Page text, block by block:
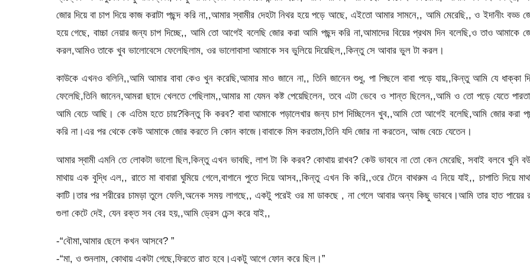
জোর দিয়ে বা চাপ দিয়ে কাজ করাটা পছন্দ করি না,,আমার স্বামীর দেহটা নিথর হয়ে পড়ে আছে, এইতো আমার সামনে,, আমি মেরেছি,, ও ইদানীং বড্ড
হয়ে গেছে, বাচ্চা নেয়ার জন্য চাপ দিচ্ছে,, আমি তো আগেই বলেছি জোর করা আমি পছন্দ করি না,আমাদের বিয়ের প্রথম দিন বলেছি,ও তাও আমাকে
করল,আমিও তাকে খুব ভালোবেসে ফেলেছিলাম, ওর ভালোবাসা আমাকে সব ভুলিয়ে দিয়েছিল,,কিন্তু সে আবার ভুল টা করল।
কাউকে এখনও বলিনি,,আমি আমার বাবা কেও খুন করেছি,আমার মাও জানে না,, তিনি জানেন শুধু, পা পিছলে বাবা পড়ে যায়,,কিন্তু আমি যে ধাক্কা
ফেলেছি,তিনি জানেন,আমরা ছাদে খেলতে গেছিলাম,,আমার মা যেমন কষ্ট পেয়েছিলেন, তবে এটা ভেবে ও শান্ত ছিলেন,,আমি ও তো পড়ে যেতে
আমি বেচে আছি। কে এতিম হতে চায়?কিন্তু কি করব? বাবা আমাকে পড়ালেখার জন্য চাপ দিচ্ছিলেন খুব,,আমি তো আগেই বলেছি,আমি জোর করা
করি না।এর পর থেকে কেউ আমাকে জোর করতে নি কোন কাজে।বাবাকে মিস করতাম,তিনি যদি জোর না করতেন, আজ বেচে যেতেন।
আমার স্বামী এমনি তে লোকটা ভালো ছিল,কিন্তু এখন ভাবছি, লাশ টা কি করব? কোথায় রাখব? কেউ ভাববে না তো কেন মেরেছি, সবাই বলবে খুনি
মাথায় এক বুদ্ধি এল,, রাতে মা বাবারা ঘুমিয়ে গেলে,বাগানে পুতে দিয়ে আসব,,কিন্তু এখন কি করি,,ওরে টেনে বাথরুম এ নিয়ে যাই,, চাপাতি দিয়ে
কাটি।তার পর শরীরের চামড়া তুলে ফেলি,অনেক সময় লাগছে,, একটু পরেই ওর মা ডাকছে , না গেলে আবার অন্য কিছু ভাববে।আমি তার হাত পায়ের
গুলা কেটে দেই, যেন রক্ত সব বের হয়,,আমি ড্রেস চেন্স করে যাই,,
-“বৌমা,আমার ছেলে কখন আসবে? ”
-“মা, ও শুনলাম, কোথায় একটা গেছে,ফিরতে রাত হবে।একটু আগে ফোন করে ছিল।”